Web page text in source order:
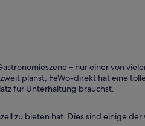
– nur einer von
planst, FeWo-direkt hat eine
für Unterhaltung brauchst.
zu bieten hat. Dies sind einige